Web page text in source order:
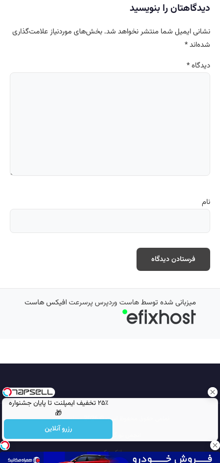
۲۵٪ تخفیف ایمپلنت تا پایان جشنواره
🎁
رزرو آنلاین
دیدگاهتان را بنویسید
نشانی ایمیل شما منتشر نخواهد شد. بخش‌های موردنیاز علامت‌گذاری
شده‌اند*
دیدگاه*
نام
میزبانی شده توسطهاست وردپرس پرسرعتافیکس هاست
تمامی حقوق محفوظ است © 2026
مجله نورگرام
انجمن نورگرام
بانک عکس